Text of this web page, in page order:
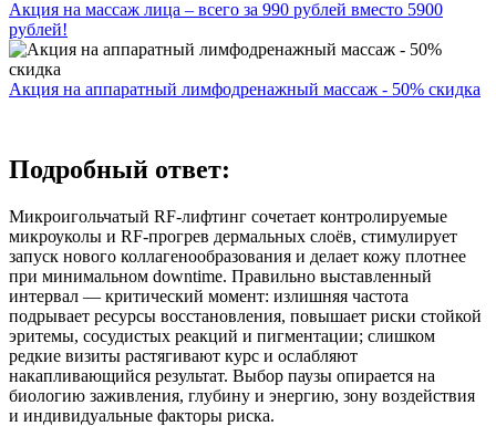
Акция на массаж лица – всего за 990 рублей вместо 5900
рублей!
Акция на аппаратный лимфодренажный массаж - 50% скидка
Подробный ответ:
Микроигольчатый RF‑лифтинг сочетает контролируемые
микроуколы и RF‑прогрев дермальных слоёв, стимулирует
запуск нового коллагенообразования и делает кожу плотнее
при минимальном downtime. Правильно выставленный
интервал — критический момент: излишняя частота
подрывает ресурсы восстановления, повышает риски стойкой
эритемы, сосудистых реакций и пигментации; слишком
редкие визиты растягивают курс и ослабляют
накапливающийся результат. Выбор паузы опирается на
биологию заживления, глубину и энергию, зону воздействия
и индивидуальные факторы риска.